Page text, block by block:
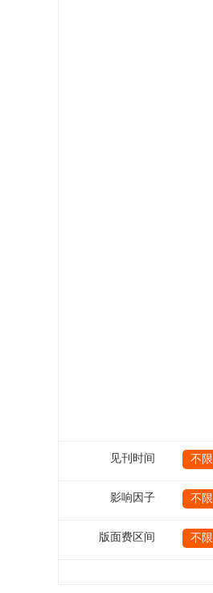
见刊时间 不限
影响因子 不限
版面费区间 不限